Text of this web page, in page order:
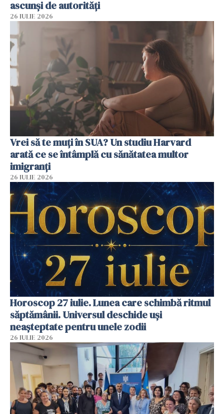
ascunși de autorități
26 IULIE 2026
Vrei să te muți în SUA? Un studiu Harvard
arată ce se întâmplă cu sănătatea multor
imigranți
26 IULIE 2026
Horoscop 27 iulie. Lunea care schimbă ritmul
săptămânii. Universul deschide uși
neașteptate pentru unele zodii
26 IULIE 2026